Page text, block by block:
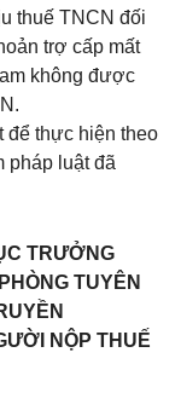
thuế TNCN đối
trợ cấp mất
không được
để thực hiện theo
pháp luật đã
TRƯỞNG
TUYÊN
NỘP THUẾ